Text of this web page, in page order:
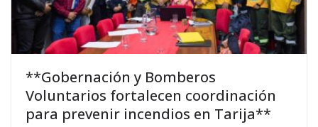
**Gobernación y Bomberos
Voluntarios fortalecen coordinación
para prevenir incendios en Tarija**